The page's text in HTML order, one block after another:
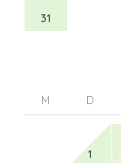
31
M D
1